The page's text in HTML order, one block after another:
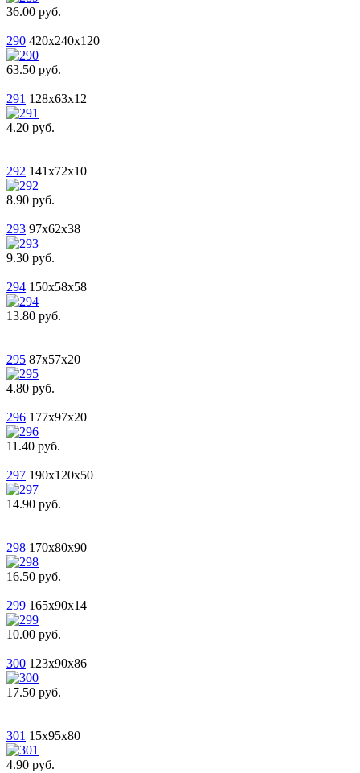
36.00 руб.
290 420x240x120
63.50 руб.
291 128x63x12
4.20 руб.
292 141x72x10
8.90 руб.
293 97x62x38
9.30 руб.
294 150x58x58
13.80 руб.
295 87x57x20
4.80 руб.
296 177x97x20
11.40 руб.
297 190x120x50
14.90 руб.
298 170x80x90
16.50 руб.
299 165x90x14
10.00 руб.
300 123x90x86
17.50 руб.
301 15x95x80
4.90 руб.